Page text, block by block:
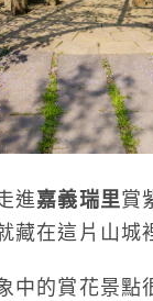
進嘉義瑞里賞
藏在這片山城
中的賞花景